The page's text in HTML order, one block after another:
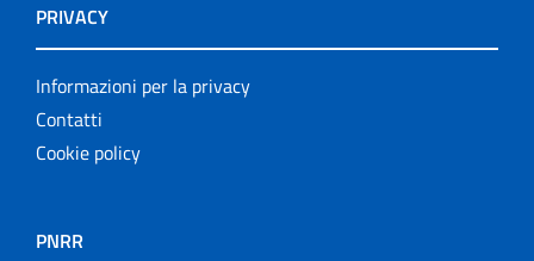
PRIVACY
Informazioni per la privacy
Contatti
Cookie policy
PNRR